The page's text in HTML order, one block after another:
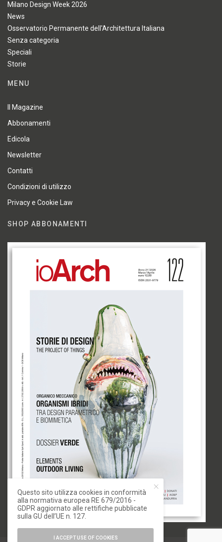
Milano Design Week 2026
News
Osservatorio Permanente dell'Architettura Italiana
Senza categoria
Speciali
Storie
MENU
Il Magazine
Abbonamenti
Edicola
Newsletter
Contatti
Condizioni di utilizzo
Privacy e Cookie Law
SHOP ABBONAMENTI
Questo sito utilizza cookies in conformità
alla normativa europea RE 679/2016 -
GDPR aggiornato alle rettifiche pubblicate
sulla GU dell’UE n. 127.
I ACCEPT USE OF COOKIES